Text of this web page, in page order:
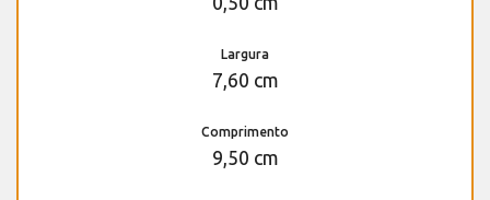
Largura
7,60 cm
Comprimento
9,50 cm